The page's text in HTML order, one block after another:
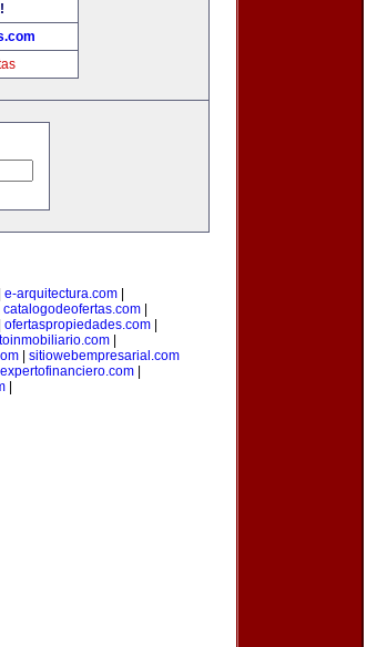
e-arquitectura.com|
catalogodeofertas.com|
ofertaspropiedades.com|
| sitiowebempresarial.com
expertofinanciero.com